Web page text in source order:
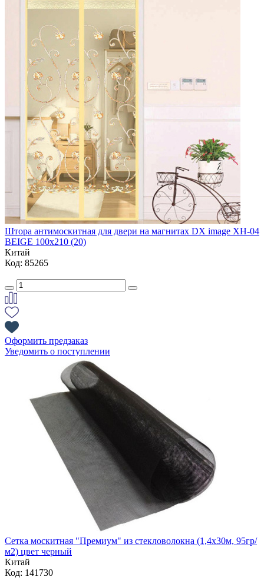
Штора антимоскитная для двери на магнитах DX image XH-04
BEIGE 100х210 (20)
Китай
Код: 85265
Оформить предзаказ
Уведомить о поступлении
Сетка москитная "Премиум" из стекловолокна (1,4х30м, 95гр/
м2) цвет черный
Китай
Код: 141730